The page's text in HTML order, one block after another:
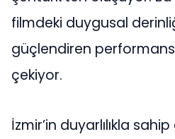
filmdeki duygusal
güçlendiren
çekiyor.
İzmir’in duyarlılıkla